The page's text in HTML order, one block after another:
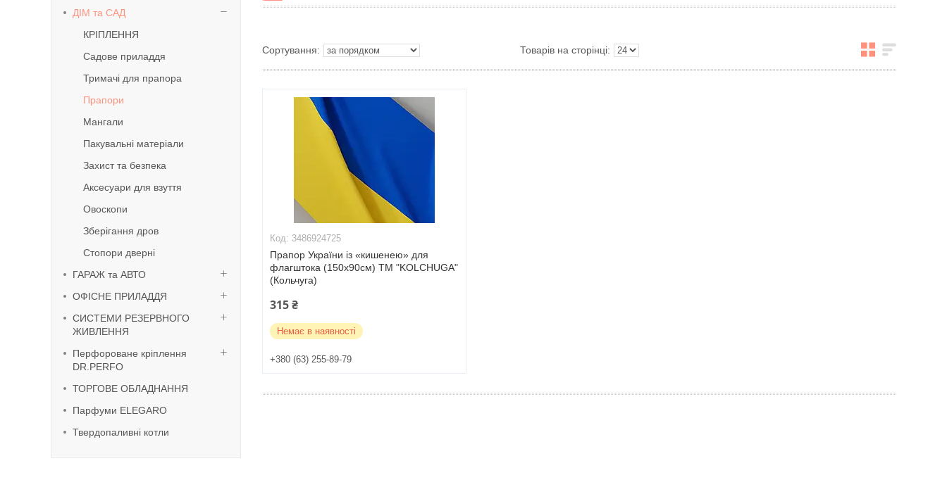
ДІМ та САД
КРІПЛЕННЯ
Садове приладдя
Тримачі для прапора
Прапори
Мангали
Пакувальні матеріали
Захист та безпека
Аксесуари для взуття
Овоскопи
Зберігання дров
Стопори дверні
ГАРАЖ та АВТО
ОФІСНЕ ПРИЛАДДЯ
СИСТЕМИ РЕЗЕРВНОГО
ЖИВЛЕННЯ
Перфороване кріплення
DR.PERFO
ТОРГОВЕ ОБЛАДНАННЯ
Парфуми ELEGARO
Твердопаливні котли
3486924725
Прапор України із «кишенею» для
флагштока (150х90см) ТМ "KOLCHUGA"
(Кольчуга)
315 ₴
Немає в наявності
+380 (63) 255-89-79